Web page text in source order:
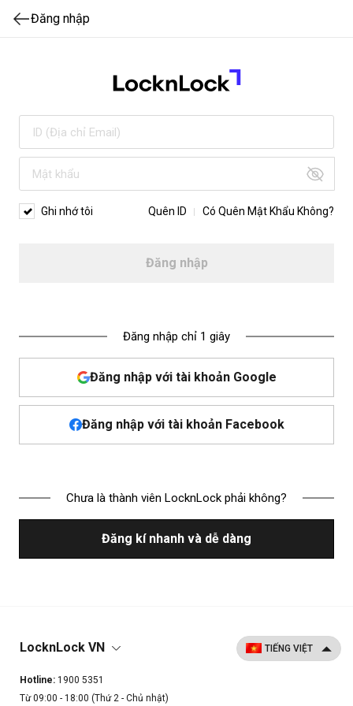
Đăng nhập
Ghi nhớ tôi Quên ID Có Quên Mật Khẩu Không?
Đăng nhập
Đăng nhập chỉ 1 giây
Đăng nhập với tài khoản Google
Đăng nhập với tài khoản Facebook
Chưa là thành viên LocknLock phải không?
Đăng kí nhanh và dễ dàng
LocknLock VN
Hotline: 1900 5351
Từ 09:00 - 18:00 (Thứ 2 - Chủ nhật)